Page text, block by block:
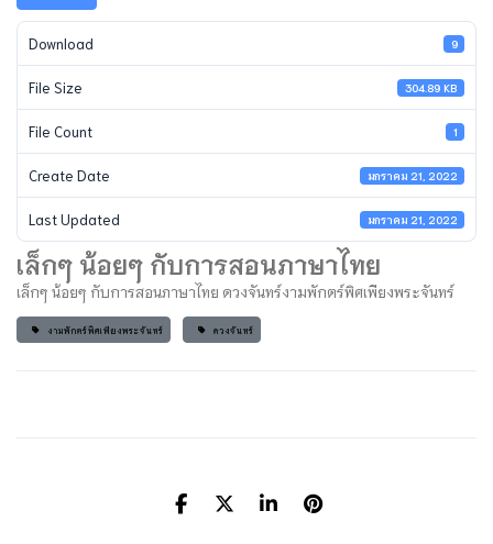
Download 9
File Size 304.89 KB
File Count 1
Create Date มกราคม 21, 2022
Last Updated มกราคม 21, 2022
เล็กๆ น้อยๆ กับการสอนภาษาไทย
เล็กๆ น้อยๆ กับการสอนภาษาไทย ดวงจันทร์งามพักตร์พิศเพียงพระจันทร์
งามพักตร์พิศเพียงพระจันทร์ ดวงจันทร์